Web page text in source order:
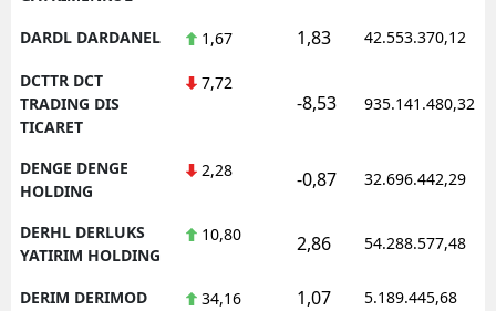
DARDL DARDANEL 1,67 1,83 42.553.370,12
DCTTR DCT
TRADING DIS
TICARET
7,72
-8,53 935.141.480,32
DENGE DENGE
HOLDING
2,28 -0,87 32.696.442,29
DERHL DERLUKS
YATIRIM HOLDING
10,80 2,86 54.288.577,48
DERIM DERIMOD 34,16 1,07 5.189.445,68